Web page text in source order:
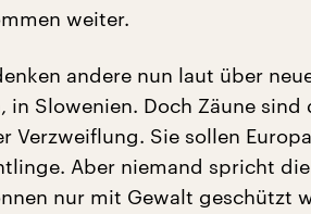
weiter.
andere nun laut über
in Slowenien. Doch Zäune
Verzweiflung. Sie sollen
Aber niemand spricht
nur mit Gewalt geschützt